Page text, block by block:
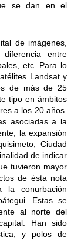
se dan en el
de imágenes,
entre
etc. Para lo
Landsat y
de más de 25
tipo en ámbitos
a los 20 años.
asociadas a la
la expansión
Ciudad
de indicar
tuvieron mayor
de ésta nota
conurbación
Estas se
al norte del
Han sido
y polos de